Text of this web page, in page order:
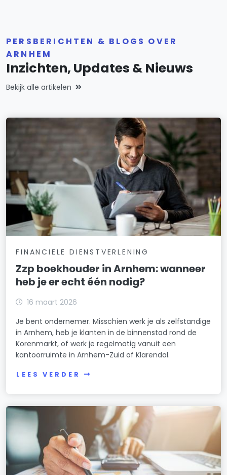
PERSBERICHTEN & BLOGS OVER
ARNHEM
Inzichten, Updates & Nieuws
Bekijk alle artikelen
FINANCIELE DIENSTVERLENING
Zzp boekhouder in Arnhem: wanneer
heb je er echt één nodig?
16 maart 2026
Je bent ondernemer. Misschien werk je als zelfstandige
in Arnhem, heb je klanten in de binnenstad rond de
Korenmarkt, of werk je regelmatig vanuit een
kantoorruimte in Arnhem-Zuid of Klarendal.
LEES VERDER